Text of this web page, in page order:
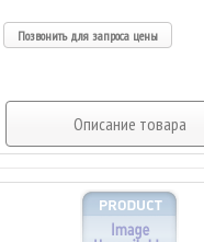
Позвонить для запроса цены
Описание товара